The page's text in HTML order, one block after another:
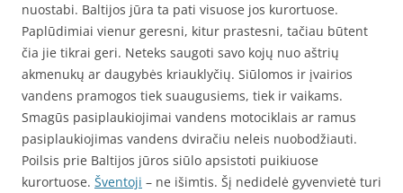
nuostabi. Baltijos jūra ta pati visuose jos kurortuose.
Paplūdimiai vienur geresni, kitur prastesni, tačiau būtent
čia jie tikrai geri. Neteks saugoti savo kojų nuo aštrių
akmenukų ar daugybės kriauklyčių. Siūlomos ir įvairios
vandens pramogos tiek suaugusiems, tiek ir vaikams.
Smagūs pasiplaukiojimai vandens motociklais ar ramus
pasiplaukiojimas vandens dviračiu neleis nuobodžiauti.
Poilsis prie Baltijos jūros siūlo apsistoti puikiuose
kurortuose. Šventoji – ne išimtis. Šį nedidelė gyvenvietė turi